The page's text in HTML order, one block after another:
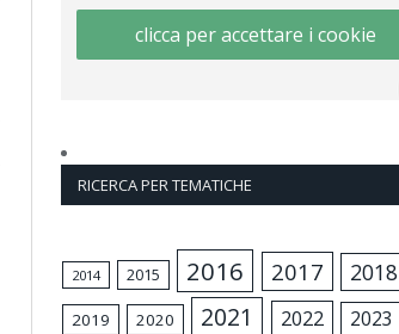
clicca per accettare i cookie
RICERCA PER TEMATICHE
2014 2015 2016 2017 2018
2019 2020 2021 2022 2023